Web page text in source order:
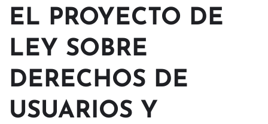
EL PROYECTO DE
LEY SOBRE
DERECHOS DE
USUARIOS Y